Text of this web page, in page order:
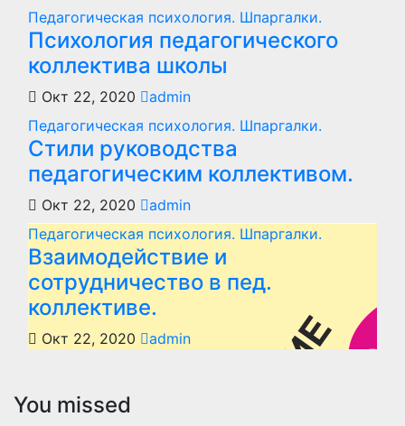
Педагогическая психология. Шпаргалки.
Психология педагогического
коллектива школы
Окт 22, 2020
admin
Педагогическая психология. Шпаргалки.
Стили руководства
педагогическим коллективом.
Окт 22, 2020
admin
Педагогическая психология. Шпаргалки.
Взаимодействие и
сотрудничество в пед.
коллективе.
Окт 22, 2020 admin
You missed